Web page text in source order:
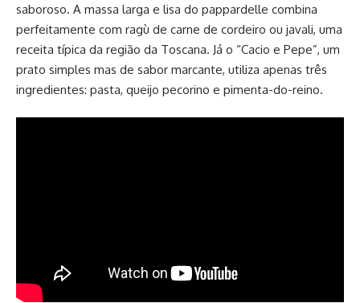
saboroso. A massa larga e lisa do pappardelle combina
perfeitamente com ragù de carne de cordeiro ou javali, uma
receita típica da região da Toscana. Já o “Cacio e Pepe”, um
prato simples mas de sabor marcante, utiliza apenas três
ingredientes: pasta, queijo pecorino e pimenta-do-reino.